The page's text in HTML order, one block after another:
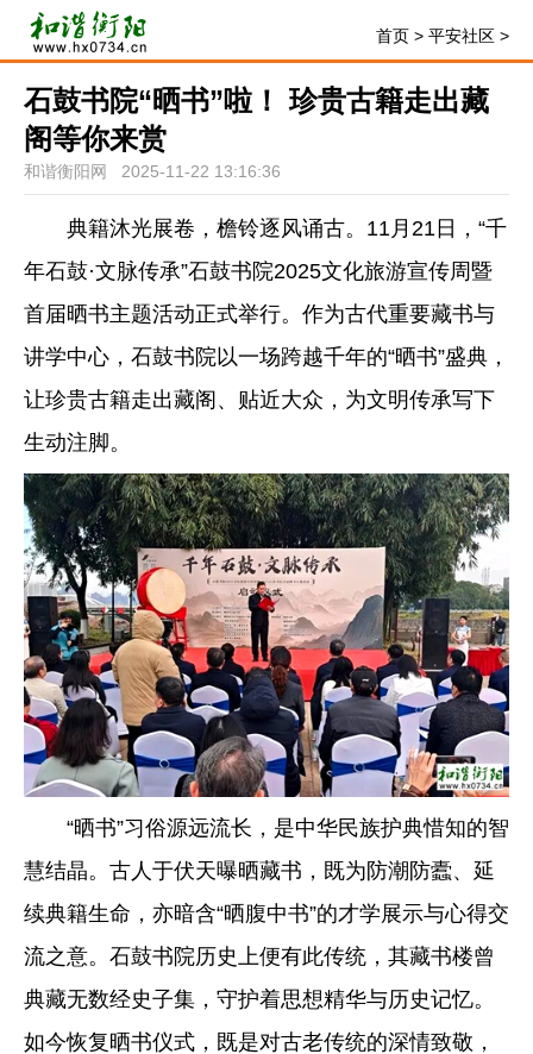
首页 > 平安社区 >
石鼓书院“晒书”啦！ 珍贵古籍走出藏
阁等你来赏
和谐衡阳网 2025-11-22 13:16:36
典籍沐光展卷，檐铃逐风诵古。11月21日，“千
年石鼓·文脉传承”石鼓书院2025文化旅游宣传周暨
首届晒书主题活动正式举行。作为古代重要藏书与
讲学中心，石鼓书院以一场跨越千年的“晒书”盛典，
让珍贵古籍走出藏阁、贴近大众，为文明传承写下
生动注脚。
“晒书”习俗源远流长，是中华民族护典惜知的智
慧结晶。古人于伏天曝晒藏书，既为防潮防蠹、延
续典籍生命，亦暗含“晒腹中书”的才学展示与心得交
流之意。石鼓书院历史上便有此传统，其藏书楼曾
典藏无数经史子集，守护着思想精华与历史记忆。
如今恢复晒书仪式，既是对古老传统的深情致敬，